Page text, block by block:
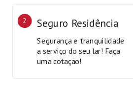
2 Seguro Residência
Segurança e tranquilidade
a serviço do seu lar! Faça
uma cotação!